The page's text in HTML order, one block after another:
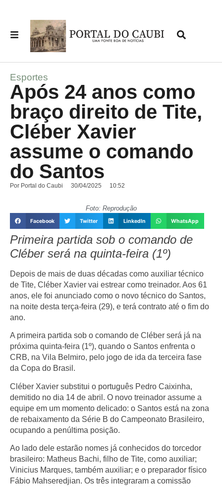
Esportes
Após 24 anos como
braço direito de Tite,
Cléber Xavier
assume o comando
do Santos
Por Portal do Caubi 30/04/2025 10:52
Foto: Reprodução
Facebook Twitter LinkedIn WhatsApp
Primeira partida sob o comando de
Cléber será na quinta-feira (1º)
Depois de mais de duas décadas como auxiliar técnico
de Tite, Cléber Xavier vai estrear como treinador. Aos 61
anos, ele foi anunciado como o novo técnico do Santos,
na noite desta terça-feira (29), e terá contrato até o fim do
ano.
A primeira partida sob o comando de Cléber será já na
próxima quinta-feira (1º), quando o Santos enfrenta o
CRB, na Vila Belmiro, pelo jogo de ida da terceira fase
da Copa do Brasil .
Cléber Xavier substitui o português Pedro Caixinha,
demitido no dia 14 de abril. O novo treinador assume a
equipe em um momento delicado: o Santos está na zona
de rebaixamento da Série B do Campeonato Brasileiro,
ocupando a penúltima posição.
Ao lado dele estarão nomes já conhecidos do torcedor
brasileiro: Matheus Bachi, filho de Tite, como auxiliar;
Vinicius Marques, também auxiliar; e o preparador físico
Fábio Mahseredjian. Os três integraram a comissão